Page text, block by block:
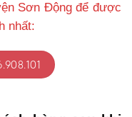
Sơn Động để được
nhất: